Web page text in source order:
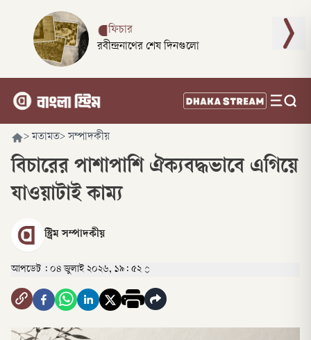
ফিচার
রবীন্দ্রনাথের শেষ দিনগুলো
> মতামত> সম্পাদকীয়
বিচারের পাশাপাশি ঐক্যবদ্ধভাবে এগিয়ে
যাওয়াটাই কাম্য
স্ট্রিম সম্পাদকীয়
আপডেট : ০৪ জুলাই ২০২৬, ১৯: ৫২